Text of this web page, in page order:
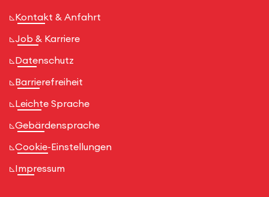
Kontakt & Anfahrt
Job & Karriere
Datenschutz
Barrierefreiheit
Leichte Sprache
Gebärdensprache
Cookie-Einstellungen
Impressum